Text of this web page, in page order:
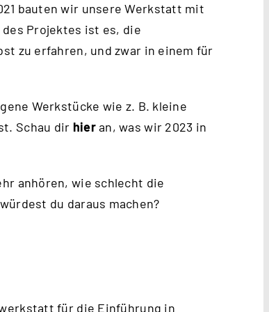
bauten wir unsere Werkstatt mit
Projektes ist es, die
zu erfahren, und zwar in einem für
Werkstücke wie z. B. kleine
Schau dir hieran, was wir 2023 in
anhören, wie schlecht die
du daraus machen?
für die Einführung in